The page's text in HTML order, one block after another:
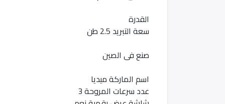
القدرة
سعة التبريد 2.5 طن
صنع فى الصين
اسم الماركة ميديا
عدد سرعات المروحة 3